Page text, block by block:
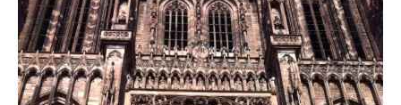
moj haiku
momenti i mesta
bonus sadržaj
Svetlopis